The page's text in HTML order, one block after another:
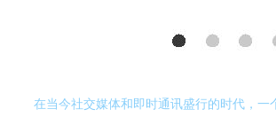
在当今社交媒体和即时通讯盛行的时代，一